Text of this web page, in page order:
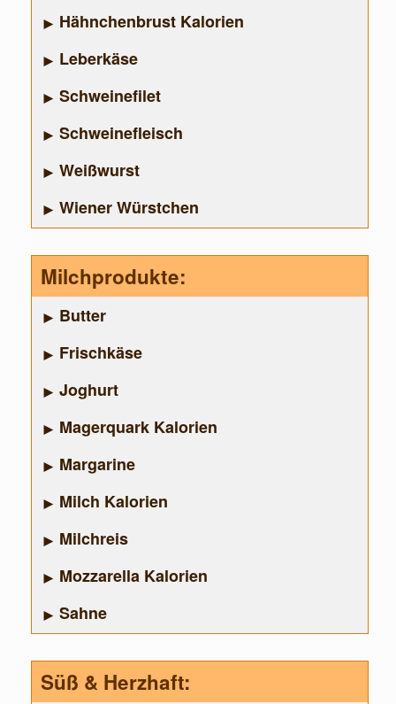
Hähnchenbrust Kalorien
Leberkäse
Schweinefilet
Schweinefleisch
Weißwurst
Wiener Würstchen
Milchprodukte:
Butter
Frischkäse
Joghurt
Magerquark Kalorien
Margarine
Milch Kalorien
Milchreis
Mozzarella Kalorien
Sahne
Süß & Herzhaft: